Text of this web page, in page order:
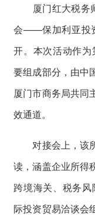
厦门红大税务师
会——保加利亚投
开。本次活动作
要组成部分，由中
厦门市商务局共同
效通道。
对接会上，该所
读，涵盖企业所得
跨境海关、税务
际投资贸易洽谈会